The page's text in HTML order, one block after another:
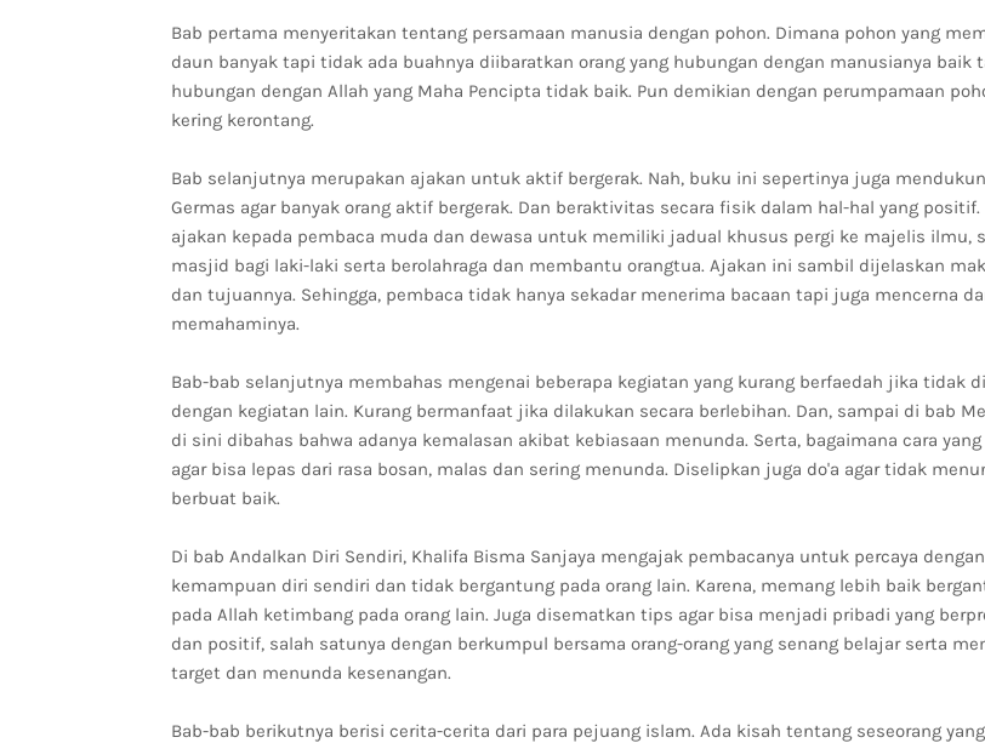
Bab pertama menyeritakan tentang persamaan manusia dengan pohon. Dimana pohon yang
daun banyak tapi tidak ada buahnya diibaratkan orang yang hubungan dengan manusianya baik
hubungan dengan Allah yang Maha Pencipta tidak baik. Pun demikian dengan perumpamaan
kering kerontang.
Bab selanjutnya merupakan ajakan untuk aktif bergerak. Nah, buku ini sepertinya juga
Germas agar banyak orang aktif bergerak. Dan beraktivitas secara fisik dalam hal-hal yang positif.
ajakan kepada pembaca muda dan dewasa untuk memiliki jadual khusus pergi ke majelis ilmu,
masjid bagi laki-laki serta berolahraga dan membantu orangtua. Ajakan ini sambil dijelaskan
dan tujuannya. Sehingga, pembaca tidak hanya sekadar menerima bacaan tapi juga mencerna
memahaminya.
Bab-bab selanjutnya membahas mengenai beberapa kegiatan yang kurang berfaedah jika tidak
dengan kegiatan lain. Kurang bermanfaat jika dilakukan secara berlebihan. Dan, sampai di bab
di sini dibahas bahwa adanya kemalasan akibat kebiasaan menunda. Serta, bagaimana cara
agar bisa lepas dari rasa bosan, malas dan sering menunda. Diselipkan juga do'a agar tidak
berbuat baik.
Di bab Andalkan Diri Sendiri, Khalifa Bisma Sanjaya mengajak pembacanya untuk percaya dengan
kemampuan diri sendiri dan tidak bergantung pada orang lain. Karena, memang lebih baik
pada Allah ketimbang pada orang lain. Juga disematkan tips agar bisa menjadi pribadi yang
dan positif, salah satunya dengan berkumpul bersama orang-orang yang senang belajar serta
target dan menunda kesenangan.
Bab-bab berikutnya berisi cerita-cerita dari para pejuang islam. Ada kisah tentang seseorang